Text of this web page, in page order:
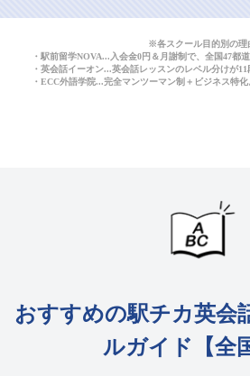
※各スクール目的別の理
・駅前留学NOVA...入会金0円＆月謝制で、全国47都
・英会話イーオン...英会話レッスンのレベル分けが
・ECC外語学院...完全マンツーマン制＋ビジネス特
おすすめの駅チカ英会
ルガイド【全